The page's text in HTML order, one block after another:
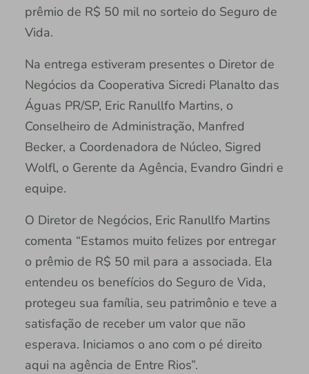
prêmio de R$ 50 mil no sorteio do Seguro de
Vida.
Na entrega estiveram presentes o Diretor de
Negócios da Cooperativa Sicredi Planalto das
Águas PR/SP, Eric Ranullfo Martins, o
Conselheiro de Administração, Manfred
Becker, a Coordenadora de Núcleo, Sigred
Wolfl, o Gerente da Agência, Evandro Gindri e
equipe.
O Diretor de Negócios, Eric Ranullfo Martins
comenta “Estamos muito felizes por entregar
o prêmio de R$ 50 mil para a associada. Ela
entendeu os benefícios do Seguro de Vida,
protegeu sua família, seu patrimônio e teve a
satisfação de receber um valor que não
esperava. Iniciamos o ano com o pé direito
aqui na agência de Entre Rios”.